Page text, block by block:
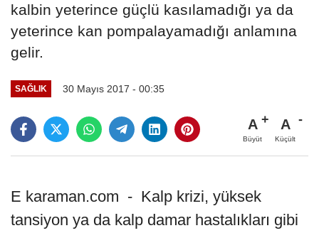
kalbin yeterince güçlü kasılamadığı ya da
yeterince kan pompalayamadığı anlamına
gelir.
SAĞLIK 30 Mayıs 2017 - 00:35
A
Büyüt
A
Küçült
E karaman.com - Kalp krizi, yüksek
tansiyon ya da kalp damar hastalıkları gibi